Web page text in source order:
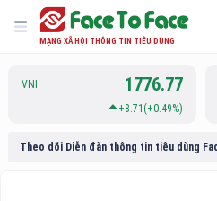
MẠNG XÃ HỘI THÔNG TIN TIÊU DÙNG
VNI 1776.77
+8.71(+0.49%)
Theo dõi Diễn đàn thông tin tiêu dùng